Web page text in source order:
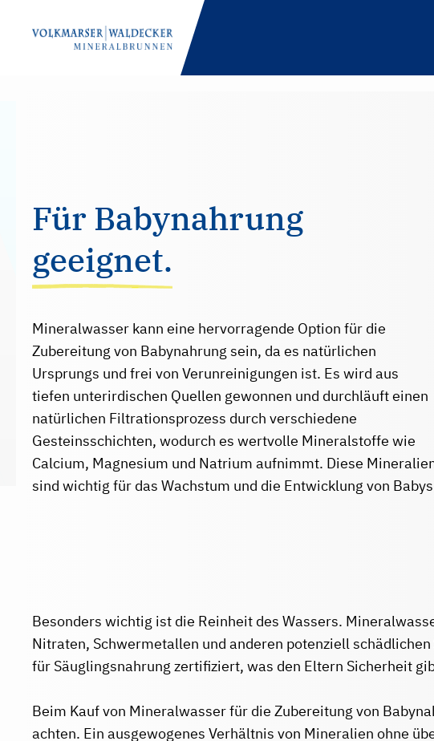
NACHHALTIGKEIT
ENGAGEMENT
UNTERNEHMEN
KONTAKT
Für Babynahrung
geeignet.
Mineralwasser kann eine hervorragende Option für die
Zubereitung von Babynahrung sein, da es natürlichen
Ursprungs und frei von Verunreinigungen ist. Es wird aus
tiefen unterirdischen Quellen gewonnen und durchläuft einen
natürlichen Filtrationsprozess durch verschiedene
Gesteinsschichten, wodurch es wertvolle Mineralstoffe wie
Calcium, Magnesium und Natrium aufnimmt. Diese
sind wichtig für das Wachstum und die Entwicklung von
Besonders wichtig ist die Reinheit des Wassers.
Nitraten, Schwermetallen und anderen potenziell
für Säuglingsnahrung zertifiziert, was den Eltern Sicherheit
Beim Kauf von Mineralwasser für die Zubereitung von
achten. Ein ausgewogenes Verhältnis von Mineralien ohne